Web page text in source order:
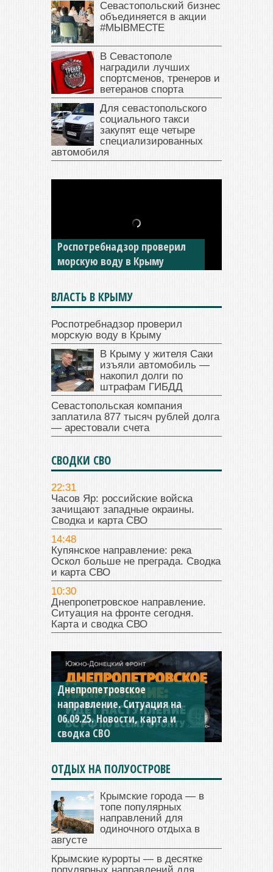
Севастопольский бизнес
объединяется в акции
#МЫВМЕСТЕ
В Севастополе
наградили лучших
спортсменов, тренеров и
ветеранов спорта
Для севастопольского
социального такси
закупят еще четыре
специализированных
автомобиля
Роспотребнадзор проверил
морскую воду в Крыму
В Крыму у жителя Саки
изъяли автомобиль —
накопил долги по штрафам
ГИБДД
ВЛАСТЬ В КРЫМУ
Роспотребнадзор проверил
морскую воду в Крыму
В Крыму у жителя Саки
изъяли автомобиль —
накопил долги по
штрафам ГИБДД
Севастопольская компания
заплатила 877 тысяч рублей долга
— арестовали счета
СВОДКИ СВО
22:31
Часов Яр: российские войска
зачищают западные окраины.
Сводка и карта СВО
14:48
Купянское направление: река
Оскол больше не преграда. Сводка
и карта СВО
10:30
Днепропетровское направление.
Ситуация на фронте сегодня.
Карта и сводка СВО
Днепропетровское
направление. Ситуация на
06.09.25. Новости, карта и
сводка СВО
Константиновское
направление. Ситуация на
04.09.25 Новости, карта и
сводка СВО
ОТДЫХ НА ПОЛУОСТРОВЕ
Крымские города — в
топе популярных
направлений для
одиночного отдыха в
августе
Крымские курорты — в десятке